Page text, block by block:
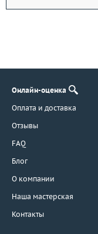
Онлайн-оценка
Оплата и доставка
Отзывы
FAQ
Блог
О компании
Наша мастерская
Контакты